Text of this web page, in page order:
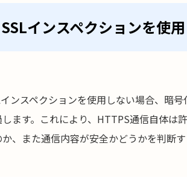
SSLインスペクションを使
ンスペクションを使用しない場合、暗
ます。これにより、HTTPS通信自体は
か、また通信内容が安全かどうかを判断